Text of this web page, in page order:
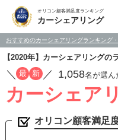
オリコン顧客満足度ランキング
カーシェアリング
おすすめのカーシェアリングランキング
【2020年】カーシェアリング
／ 最 新 ／ 1,058名が選ん
カーシェア
オリコン顧客満足